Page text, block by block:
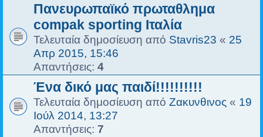
Πανευρωπαϊκό πρωταθλημα
compak sporting Ιταλία
Τελευταία δημοσίευση από Stavris23 « 25
Απρ 2015, 15:46
Απαντήσεις: 4
Ένα δικό μας παιδί!!!!!!!!!!
Τελευταία δημοσίευση από Ζακυνθινος « 19
Ιούλ 2014, 13:27
Απαντήσεις: 7